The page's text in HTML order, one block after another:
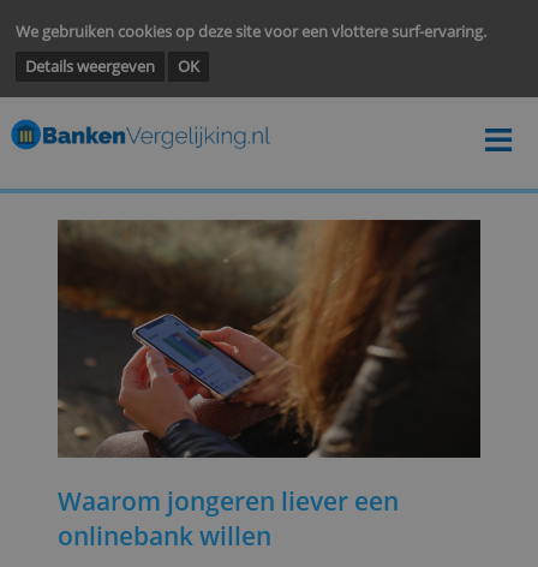
We gebruiken cookies op deze site voor een vlottere surf-
Details weergeven